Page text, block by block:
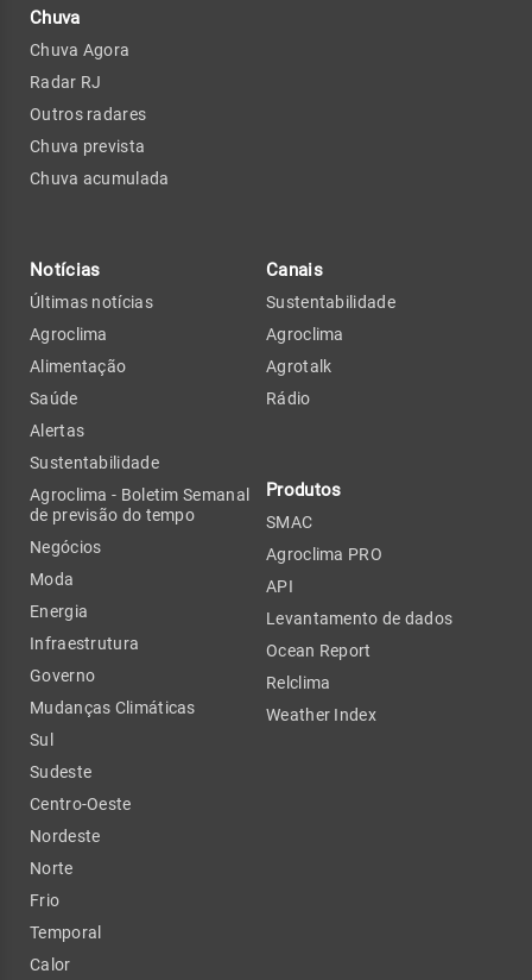
Chuva
Chuva Agora
Radar RJ
Outros radares
Chuva prevista
Chuva acumulada
Notícias
Últimas notícias
Agroclima
Alimentação
Saúde
Alertas
Sustentabilidade
Agroclima - Boletim Semanal
de previsão do tempo
Negócios
Moda
Energia
Infraestrutura
Governo
Mudanças Climáticas
Sul
Sudeste
Centro-Oeste
Nordeste
Norte
Frio
Temporal
Calor
Canais
Sustentabilidade
Agroclima
Agrotalk
Rádio
Produtos
SMAC
Agroclima PRO
API
Levantamento de dados
Ocean Report
Relclima
Weather Index